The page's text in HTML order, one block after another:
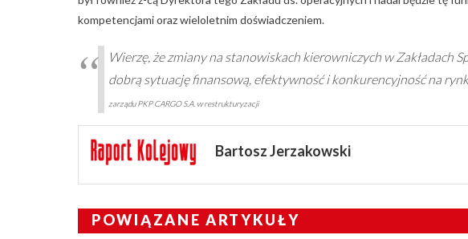
kompetencjami oraz wieloletnim doświadczeniem.
Wierzę, że zmiany na stanowiskach kierowniczych w Zakładach
dobrą sytuację finansową, efektywność i konkurencyjność na
zarządu PKP CARGO S.A. w restrukturyzacji
Bartosz Jerzakowski
POWIĄZANE ARTYKUŁY